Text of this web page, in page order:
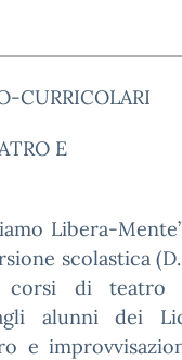
CURRICOLARI
E
Libera-
scolastica
corsi di teatro
alunni dei
e